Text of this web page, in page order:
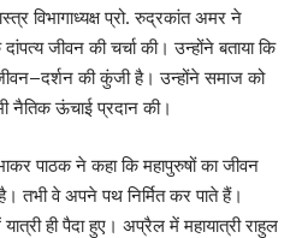
विभागाध्यक्ष प्रो. रुद्रकांत अमर ने
जीवन की चर्चा की। उन्होंने बताया कि
की कुंजी है। उन्होंने समाज को
नैतिक ऊंचाई प्रदान की।
पाठक ने कहा कि महापुरुषों का जीवन
तभी वे अपने पथ निर्मित कर पाते हैं।
ही पैदा हुए। अप्रैल में महायात्री राहुल